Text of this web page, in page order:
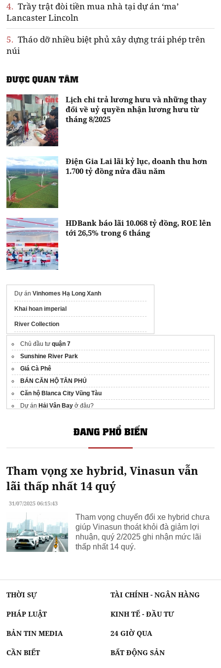
4. Trầy trật đòi tiền mua nhà tại dự án ‘ma’
Lancaster Lincoln
5. Tháo dỡ nhiều biệt phủ xây dựng trái phép trên
núi
ĐƯỢC QUAN TÂM
Lịch chi trả lương hưu và những thay
đổi về uỷ quyền nhận lương hưu từ
tháng 8/2025
Điện Gia Lai lãi kỷ lục, doanh thu hơn
1.700 tỷ đồng nửa đầu năm
HDBank báo lãi 10.068 tỷ đồng, ROE lên
tới 26,5% trong 6 tháng
Dự ánVinhomes Hạ Long Xanh
Khai hoan imperial
River Collection
Picity central park
Starview saigon
Fenica
Tiến độ thanh toán Coastal Quảng Ngãi
vinhomes hạ long
Chủ đầu tưquận 7
Sunshine River Park
Giá Cà Phê
BÁN CĂN HỘ TÂN PHÚ
Căn hộ Blanca City Vũng Tàu
Dự án Hải Vân Bay ở đâu?
ĐANG PHỔ BIẾN
Tham vọng xe hybrid, Vinasun vẫn
lãi thấp nhất 14 quý
31/07/2025 06:15:43
Tham vọng chuyển đổi xe hybrid chưa
giúp Vinasun thoát khỏi đà giảm lợi
nhuận, quý 2/2025 ghi nhận mức lãi
thấp nhất 14 quý.
THỜI SỰ TÀI CHÍNH - NGÂN HÀNG
PHÁP LUẬT KINH TẾ - ĐẦU TƯ
BẢN TIN MEDIA 24 GIỜ QUA
CẦN BIẾT BẤT ĐỘNG SẢN